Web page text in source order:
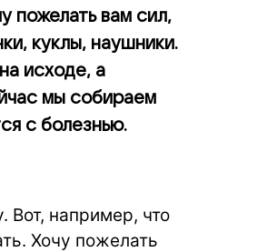
пожелать вам сил,
куклы, наушники.
исходе, а
мы собираем
с болезнью.
Вот, например, что
Хочу пожелать